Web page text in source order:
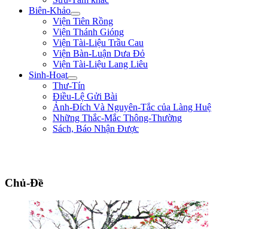
Biên-Khảo
Viện Tiên Rồng
Viện Thánh Gióng
Viện Tài-Liệu Trầu Cau
Viện Bàn-Luận Dưa Đỏ
Viện Tài-Liệu Lang Liêu
Sinh-Hoạt
Thư-Tín
Điều-Lệ Gửi Bài
Ảnh-Đích Và Nguyên-Tắc của Làng Huệ
Những Thắc-Mắc Thông-Thường
Sách, Báo Nhận Được
Chủ-Đề